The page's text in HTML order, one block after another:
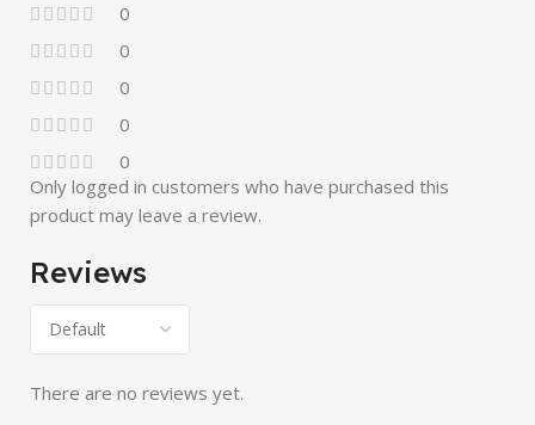
0
0
0
0
0
Reviews
There are no reviews yet.
Only logged in customers who have purchased this
product may leave a review.